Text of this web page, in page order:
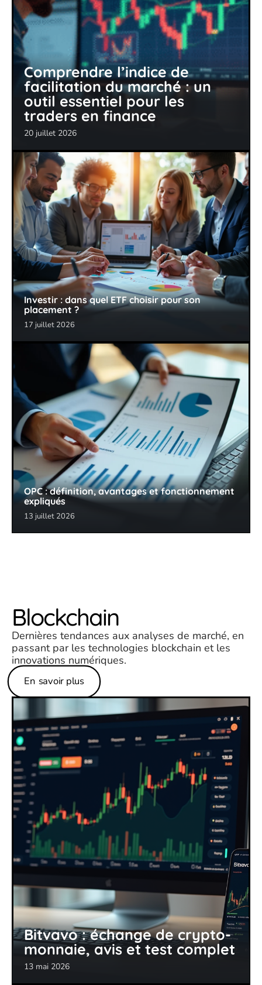
Comprendre l’indice de
facilitation du marché : un
outil essentiel pour les
traders en finance
20 juillet 2026
Investir : dans quel ETF choisir pour son
placement ?
17 juillet 2026
OPC : définition, avantages et fonctionnement
expliqués
13 juillet 2026
Bitvavo : échange de crypto-
monnaie, avis et test complet
13 mai 2026
Blockchain
Dernières tendances aux analyses de marché, en
passant par les technologies blockchain et les
innovations numériques.
En savoir plus